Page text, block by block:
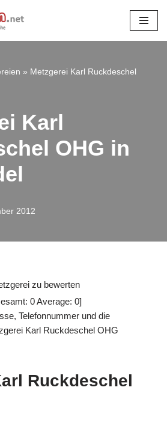
» Metzgerei Karl Ruckdeschel
Karl
OHG in
2012
zu bewerten
0Average: 0]
Telefonnummer und die
Karl Ruckdeschel OHG
Ruckdeschel